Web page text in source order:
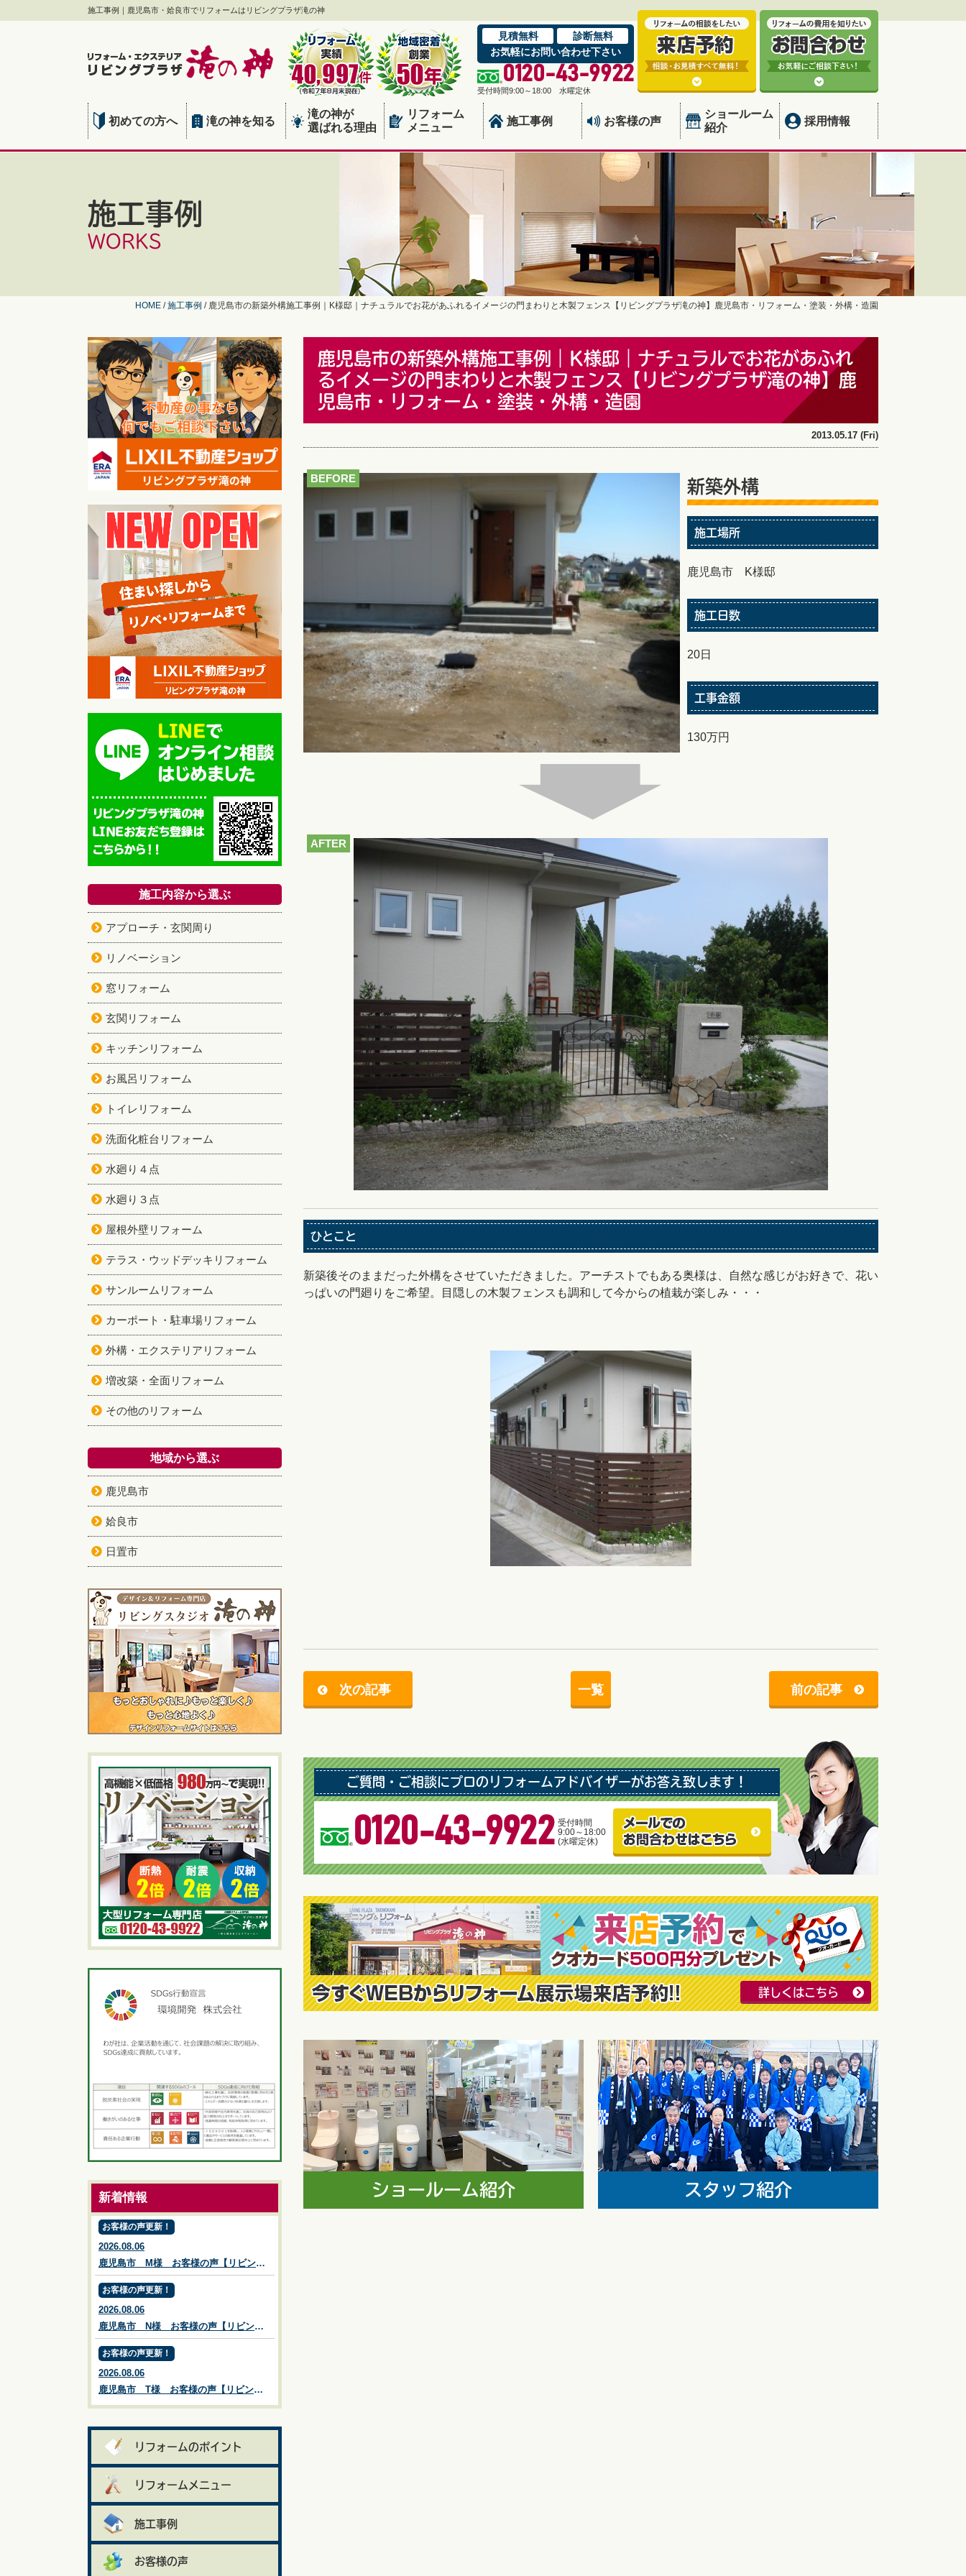
施工事例｜鹿児島市・姶良市でリフォームはリビングプラザ滝の神
見積無料
診断無料
お気軽にお問い合わせ下さい
0120-43-9922
受付時間9:00～18:00 水曜定休
初めての方へ 滝の神を知る
滝の神が
選ばれる理由
リフォーム
メニュー
施工事例 お客様の声
ショールーム
紹介
採用情報
施工事例
WORKS
HOME /施工事例 / 鹿児島市の新築外構施工事例｜K様邸｜ナチュラルでお花があふれるイメージの門まわりと木製フェンス【リビングプラザ滝の神】鹿児島市・リフォーム・塗装・外構・造園
鹿児島市の新築外構施工事例｜K様邸｜ナチュラルでお花があふれ
るイメージの門まわりと木製フェンス【リビングプラザ滝の神】鹿
児島市・リフォーム・塗装・外構・造園
2013.05.17 (Fri)
新築外構
施工場所
鹿児島市 K様邸
施工日数
20日
工事金額
130万円
ひとこと
新築後そのままだった外構をさせていただきました。アーチストでもある奥様は、自然な感じがお好きで、花い
っぱいの門廻りをご希望。目隠しの木製フェンスも調和して今からの植栽が楽しみ・・・
次の記事 一覧 前の記事
ご質問・ご相談にプロのリフォームアドバイザーがお答え致します！
0120-43-9922 受付時間
9:00～18:00
(水曜定休)
詳しくはこちら
施工内容から選ぶ
アプローチ・玄関周り
リノベーション
窓リフォーム
玄関リフォーム
キッチンリフォーム
お風呂リフォーム
トイレリフォーム
洗面化粧台リフォーム
水廻り４点
水廻り３点
屋根外壁リフォーム
テラス・ウッドデッキリフォーム
サンルームリフォーム
カーポート・駐車場リフォーム
外構・エクステリアリフォーム
増改築・全面リフォーム
その他のリフォーム
地域から選ぶ
鹿児島市
姶良市
日置市
新着情報
お客様の声更新！
2026.08.06
鹿児島市 M様 お客様の声【リビングプラザ滝の神】鹿児島市・リフォーム・塗装・外構・造園
お客様の声更新！
2026.08.06
鹿児島市 N様 お客様の声【リビングプラザ滝の神】鹿児島市・リフォーム・塗装・外構・造園
お客様の声更新！
2026.08.06
鹿児島市 T様 お客様の声【リビングプラザ滝の神】鹿児島市・リフォーム・塗装・外構・造園
リフォームのポイント
リフォームメニュー
施工事例
お客様の声